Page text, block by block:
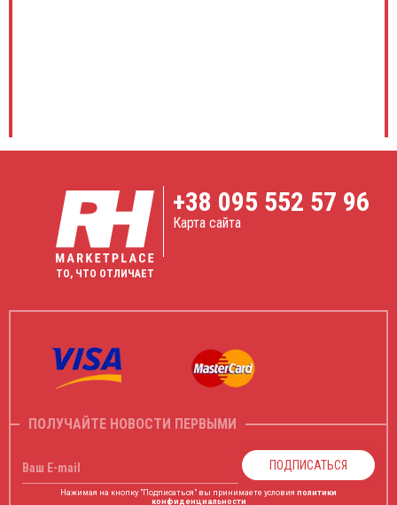
ТО, ЧТО ОТЛИЧАЕТ
+38 095 552 57 96
Карта сайта
ПОЛУЧАЙТЕ НОВОСТИ ПЕРВЫМИ
Ваш E-mail ПОДПИСАТЬСЯ
Нажимая на кнопку "Подписаться" вы принимаете условия политики
конфиденциальности